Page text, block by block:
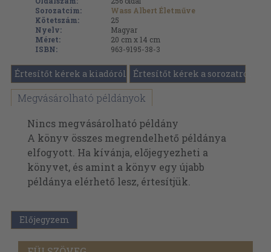
Sorozatcím:
Wass Albert Életműve
Kötetszám:
25
Nyelv:
Magyar
Méret:
20 cm x 14 cm
ISBN:
963-9195-38-3
Értesítőt kérek a kiadóról Értesítőt kérek a sorozatról
Megvásárolható példányok
Nincs megvásárolható példány
A könyv összes megrendelhető példánya
elfogyott. Ha kívánja, előjegyezheti a
könyvet, és amint a könyv egy újabb
példánya elérhető lesz, értesítjük.
Előjegyzem